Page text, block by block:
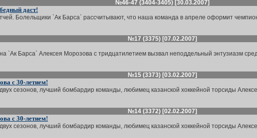
№46-47 (3404-3405) [30.03.2007]
даст!
Болельщики `Ак Барса` рассчитывают, что наша команда в апреле оформит
№17 (3375) [07.02.2007]
`Ак Барса` Алексея Морозова с тридцатилетием вызвал неподдельный энтузиазм
№15 (3373) [03.02.2007]
с 30-летием!
сезонов, лучший бомбардир команды, любимец казанской хоккейной торсиды
№14 (3372) [02.02.2007]
с 30-летием!
сезонов, лучший бомбардир команды, любимец казанской хоккейной торсиды